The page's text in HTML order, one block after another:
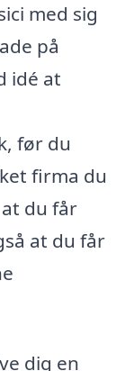
med sig
på
idé at
før du
firma du
du får
at du får
dig en